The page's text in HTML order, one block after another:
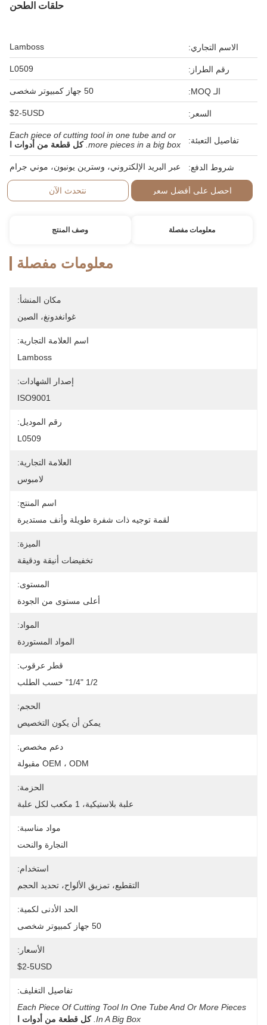
حلقات الطحن
الاسم التجاري: Lamboss
رقم الطراز: L0509
الـ MOQ: 50 جهاز كمبيوتر شخصى
السعر: $2-5USD
تفاصيل التعبئة:
Each piece of cutting tool in one tube and or
more pieces in a big box. كل قطعة من أدوات ا
شروط الدفع: عبر البريد الإلكتروني، وسترين يونيون، موني جرام
احصل على أفضل سعر نتحدث الآن
معلومات مفصلة وصف المنتج
معلومات مفصلة
مكان المنشأ:
غوانغدونغ، الصين
اسم العلامة التجارية:
Lamboss
إصدار الشهادات:
ISO9001
رقم الموديل:
L0509
العلامة التجارية:
لامبوس
اسم المنتج:
لقمة توجيه ذات شفرة طويلة وأنف مستديرة
الميزة:
تخفيضات أنيقة ودقيقة
المستوى:
أعلى مستوى من الجودة
المواد:
المواد المستوردة
قطر عرقوب:
1/2 "1/4" حسب الطلب
الحجم:
يمكن أن يكون التخصيص
دعم مخصص:
OEM ، ODM مقبولة
الحزمة:
علبة بلاستيكية، 1 مكعب لكل علبة
مواد مناسبة:
النجارة والنحت
استخدام:
التقطيع، تمزيق الألواح، تحديد الحجم
الحد الأدنى لكمية:
50 جهاز كمبيوتر شخصى
الأسعار:
$2-5USD
تفاصيل التغليف:
Each Piece Of Cutting Tool In One Tube And Or More Pieces
In A Big Box. كل قطعة من أدوات ا